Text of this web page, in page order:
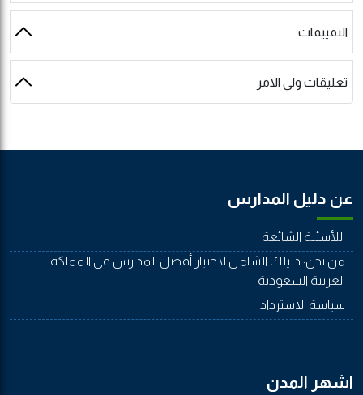
التقييمات
تعليقات ولي الامر
عن دليل المدارس
اللأسئلة الشائعة
من نحن: دليلك الشامل لاختيار أفضل المدارس في المملكة
العربية السعودية
سياسة الاسترداد
اشهر المدن